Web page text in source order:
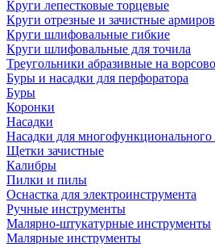
Круги лепестковые торцевые
Круги отрезные и зачистные
Круги шлифовальные гибкие
Круги шлифовальные для точила
Треугольники абразивные на
Буры и насадки для перфоратора
Буры
Коронки
Насадки
Насадки для
Щетки зачистные
Калибры
Пилки и пилы
Оснастка для электроинструмента
Ручные инструменты
Малярно-штукатурные инструменты
Малярные инструменты